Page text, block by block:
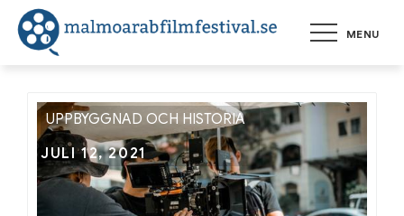
Skip
MENU
Lite intressant
UPPBYGGNAD OCH HISTORIA
Posted
on
JULI 12, 2021